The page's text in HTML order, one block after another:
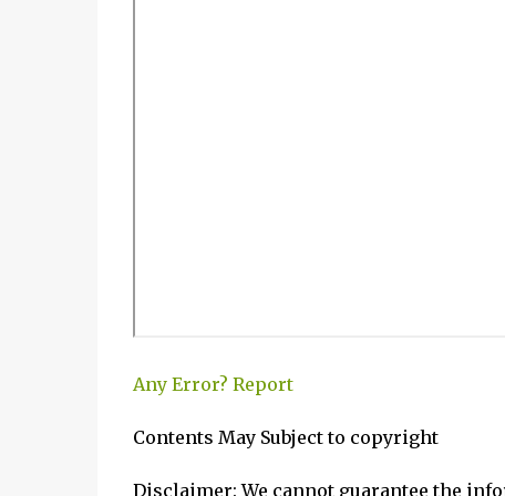
Any Error? Report
Contents May Subject to copyright
Disclaimer: We cannot guarantee the